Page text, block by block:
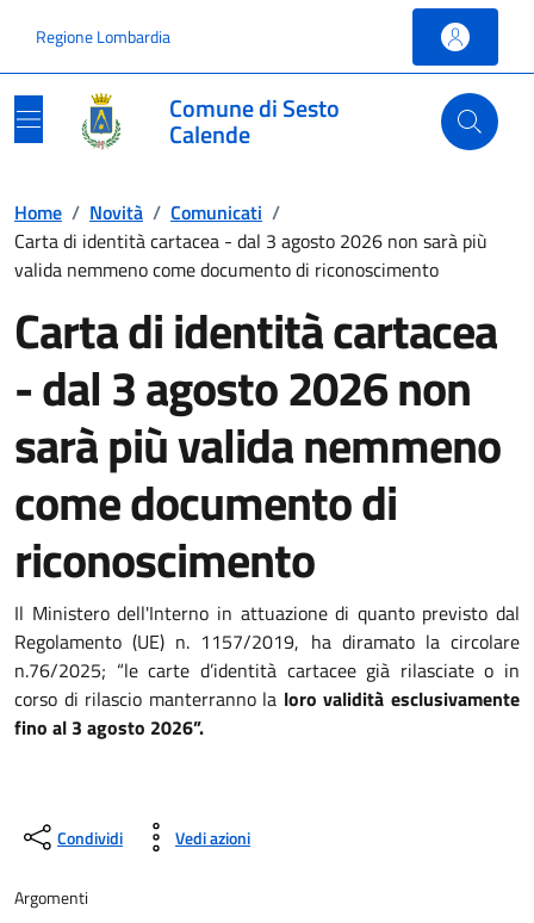
Regione Lombardia
Comune di Sesto
Calende
Home / Novità / Comunicati /
Carta di identità cartacea - dal 3 agosto 2026 non sarà più
valida nemmeno come documento di riconoscimento
Carta di identità cartacea
- dal 3 agosto 2026 non
sarà più valida nemmeno
come documento di
riconoscimento
Il Ministero dell'Interno in attuazione di quanto previsto dal
Regolamento (UE) n. 1157/2019, ha diramato la circolare
n.76/2025; “le carte d’identità cartacee già rilasciate o in
corso di rilascio manterranno la loro validità esclusivamente
fino al 3 agosto 2026”.
Condividi Vedi azioni
Argomenti